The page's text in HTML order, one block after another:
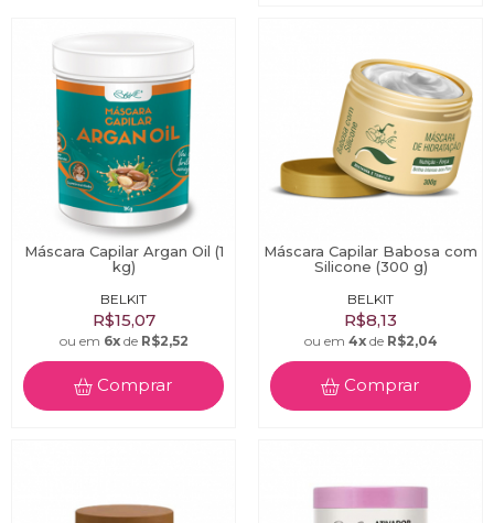
Máscara Capilar Argan Oil (1
kg)
BELKIT
R$15,07
ou em 6xde R$2,52
Comprar
Máscara Capilar Babosa com
Silicone (300 g)
BELKIT
R$8,13
ou em 4xde R$2,04
Comprar